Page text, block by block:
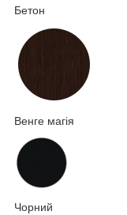
Бетон
Венге магія
Чорний